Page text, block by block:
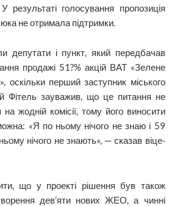
результаті голосування пропозиція
не отримала підтримки.
депутати і пункт, який передбачав
продажі 51?% акцій ВАТ «Зелене
оскільки перший заступник міського
Фітель зауважив, що це питання не
на жодній комісії, тому його виносити
«Я по ньому нічого не знаю і 59
нічого не знають», — сказав віце-
що у проекті рішення був також
дев’яти нових ЖЕО, а чинні